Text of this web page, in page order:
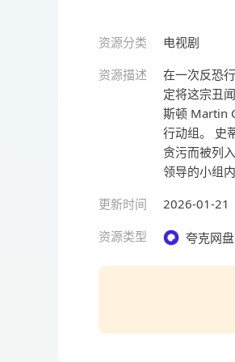
资源分类
电视剧
资源描述
在一次反恐
定将这宗丑
斯顿 Martin
行动组。 史
贪污而被列
领导的小组
更新时间
2026-01-21
资源类型
夸克网盘